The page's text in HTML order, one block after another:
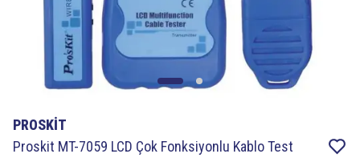
PROSKİT
Proskit MT-7059 LCD Çok Fonksiyonlu Kablo Test